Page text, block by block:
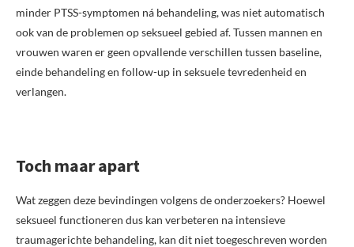
minder PTSS-symptomen ná behandeling, was niet automatisch
ook van de problemen op seksueel gebied af. Tussen mannen en
vrouwen waren er geen opvallende verschillen tussen baseline,
einde behandeling en follow-up in seksuele tevredenheid en
verlangen.
Toch maar apart
Wat zeggen deze bevindingen volgens de onderzoekers? Hoewel
seksueel functioneren dus kan verbeteren na intensieve
traumagerichte behandeling, kan dit niet toegeschreven worden